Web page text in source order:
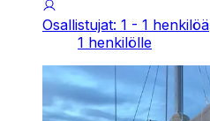
Osallistujat: 1 - 1 henkilöä
1 henkilölle